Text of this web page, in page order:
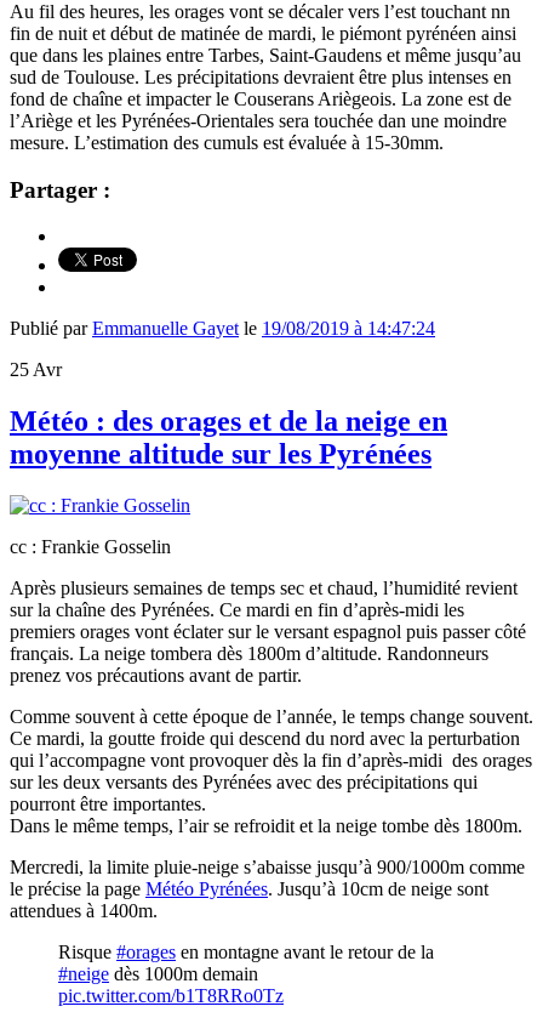
Au fil des heures, les orages vont se décaler vers l’est touchant nn
fin de nuit et début de matinée de mardi, le piémont pyrénéen ainsi
que dans les plaines entre Tarbes, Saint-Gaudens et même jusqu’au
sud de Toulouse. Les précipitations devraient être plus intenses en
fond de chaîne et impacter le Couserans Ariègeois. La zone est de
l’Ariège et les Pyrénées-Orientales sera touchée dan une moindre
mesure. L’estimation des cumuls est évaluée à 15-30mm.
Partager :
Publié parEmmanuelle Gayetle 19/08/2019 à 14:47:24
25Avr
Météo : des orages et de la neige en
moyenne altitude sur les Pyrénées
cc : Frankie Gosselin
Après plusieurs semaines de temps sec et chaud, l’humidité revient
sur la chaîne des Pyrénées. Ce mardi en fin d’après-midi les
premiers orages vont éclater sur le versant espagnol puis passer côté
français. La neige tombera dès 1800m d’altitude. Randonneurs
prenez vos précautions avant de partir.
Comme souvent à cette époque de l’année, le temps change souvent.
Ce mardi, la goutte froide qui descend du nord avec la perturbation
qui l’accompagne vont provoquer dès la fin d’après-midi des orages
sur les deux versants des Pyrénées avec des précipitations qui
pourront être importantes.
Dans le même temps, l’air se refroidit et la neige tombe dès 1800m.
Mercredi, la limite pluie-neige s’abaisse jusqu’à 900/1000m comme
le précise la page Météo Pyrénées. Jusqu’à 10cm de neige sont
attendues à 1400m.
Risque #orages en montagne avant le retour de la
#neige dès 1000m demain
pic.twitter.com/b1T8RRo0Tz